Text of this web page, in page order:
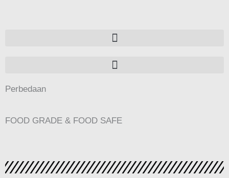
Perbedaan
FOOD GRADE & FOOD SAFE